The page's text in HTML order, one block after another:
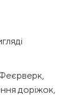
доріжок,